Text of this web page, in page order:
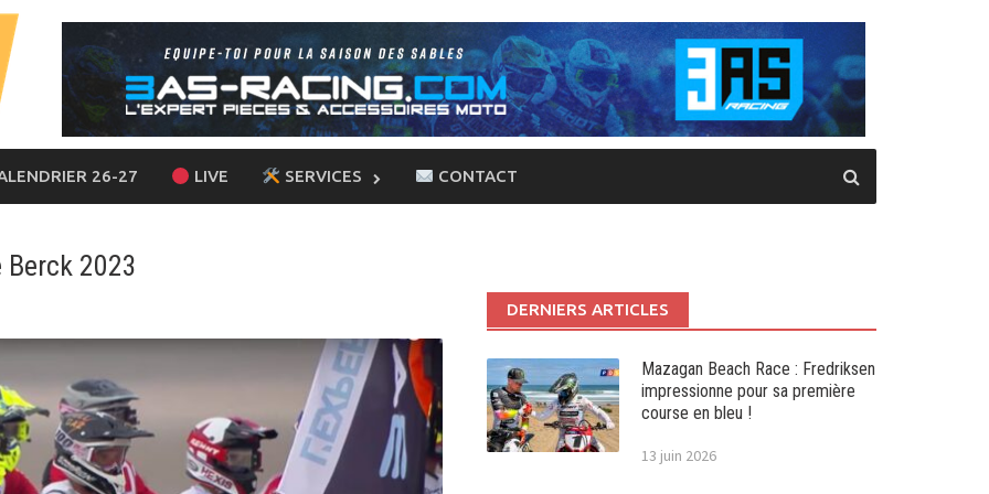
26-27 LIVE SERVICES CONTACT
2023
DERNIERS ARTICLES
Mazagan Beach Race : Fredriksen
impressionne pour sa première
course en bleu !
13 juin 2026